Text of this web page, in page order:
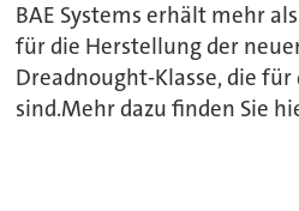
BAE Systems erhält mehr
für die Herstellung der
Dreadnought-Klasse, die für
sind.Mehr dazu finden Sie